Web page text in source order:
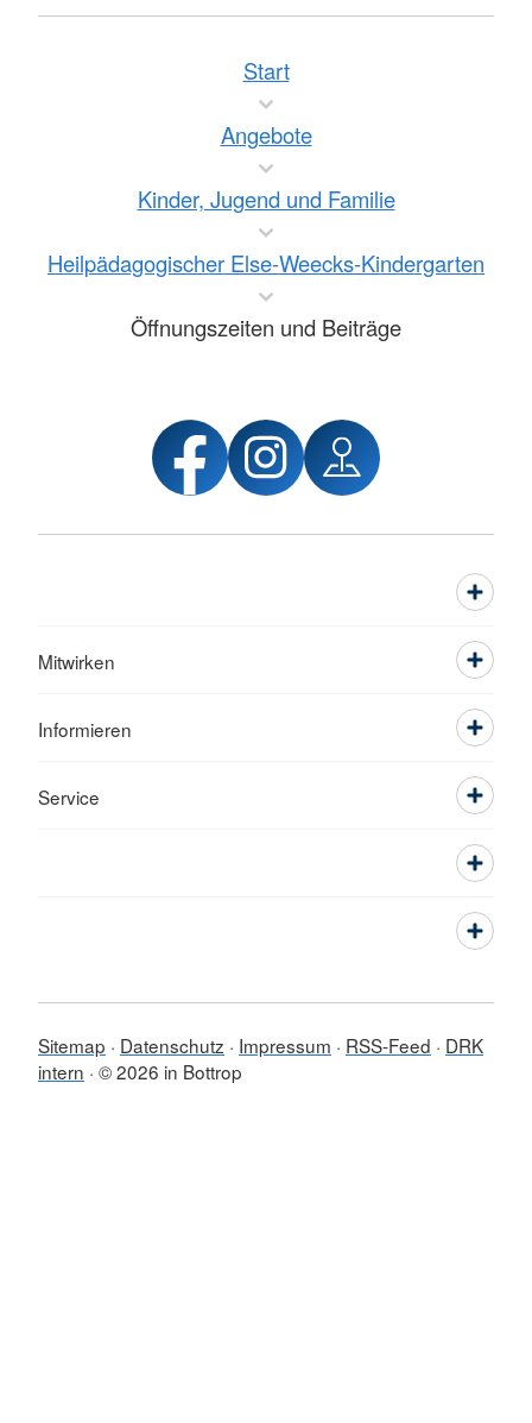
Start
Angebote
Kinder, Jugend und Familie
Heilpädagogischer Else-Weecks-Kindergarten
Öffnungszeiten und Beiträge
Mitwirken
Informieren
Service
Sitemap Datenschutz Impressum RSS-Feed
DRK
intern © 2026 in Bottrop